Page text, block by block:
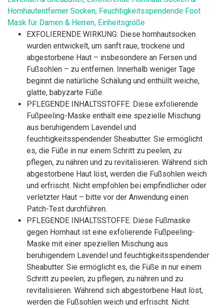
Hornhautentferner Socken, Feuchtigkeitsspendende Foot
Mask für Damen & Herren, Einheitsgröße
EXFOLIERENDE WIRKUNG: Diese hornhautsocken
wurden entwickelt, um sanft raue, trockene und
abgestorbene Haut – insbesondere an Fersen und
Fußsohlen – zu entfernen. Innerhalb weniger Tage
beginnt die natürliche Schälung und enthüllt weiche,
glatte, babyzarte Füße.
PFLEGENDE INHALTSSTOFFE: Diese exfolierende
Fußpeeling-Maske enthält eine spezielle Mischung
aus beruhigendem Lavendel und
feuchtigkeitsspendender Sheabutter. Sie ermöglicht
es, die Füße in nur einem Schritt zu peelen, zu
pflegen, zu nähren und zu revitalisieren. Während sich
abgestorbene Haut löst, werden die Fußsohlen weich
und erfrischt. Nicht empfohlen bei empfindlicher oder
verletzter Haut – bitte vor der Anwendung einen
Patch-Test durchführen.
PFLEGENDE INHALTSSTOFFE: Diese Fußmaske
gegen Hornhaut ist eine exfolierende Fußpeeling-
Maske mit einer speziellen Mischung aus
beruhigendem Lavendel und feuchtigkeitsspendender
Sheabutter. Sie ermöglicht es, die Füße in nur einem
Schritt zu peelen, zu pflegen, zu nähren und zu
revitalisieren. Während sich abgestorbene Haut löst,
werden die Fußsohlen weich und erfrischt. Nicht